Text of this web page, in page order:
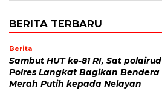
BERITA TERBARU
Berita
Sambut HUT ke-81 RI, Sat polairud
Polres Langkat Bagikan Bendera
Merah Putih kepada Nelayan